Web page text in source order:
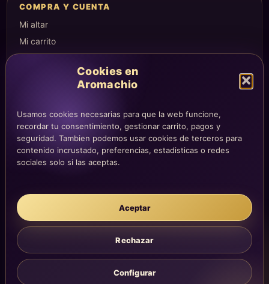
Cookies en
Aromachio
Usamos cookies necesarias para que la web funcione,
recordar tu consentimiento, gestionar carrito, pagos y
seguridad. Tambien podemos usar cookies de terceros para
contenido incrustado, preferencias, estadisticas o redes
sociales solo si las aceptas.
Aceptar
Rechazar
Configurar
COMPRA Y CUENTA
Mi altar
Mi carrito
Condiciones de compra
Envíos y devoluciones
LEGAL
Aviso legal
Cookies
La atención, dirección y correos quedan centralizados en la página
Contacto.
Acompañamiento simbólico y sensorial. No sustituye consejo
médico, legal, psicológico o profesional.